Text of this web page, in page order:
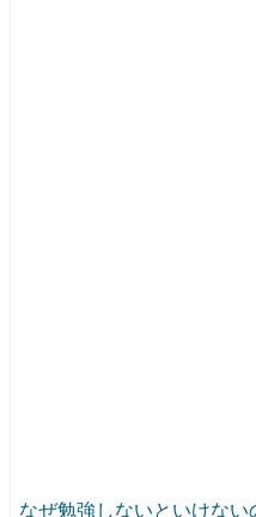
なぜ勉強しないといけな